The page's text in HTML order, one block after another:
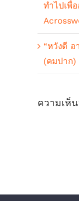
ทำไปเพื่
“หวังดี อ
(คมปาก)
ความเห็